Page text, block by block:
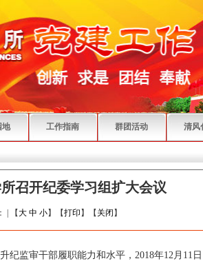
地 工作指南 群团活动 清风
所召开纪委学习组扩大会议
| 【大 中 小】【打印 】【 关闭 】
纪监审干部履职能力和水平， 2018年12月 11